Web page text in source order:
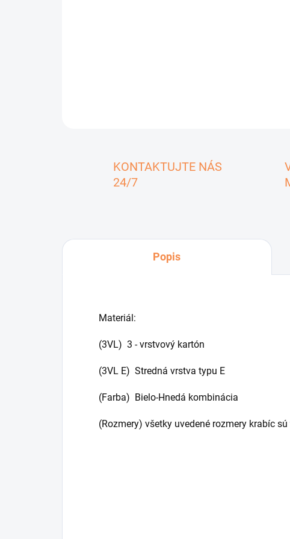
KONTAKTUJTE NÁS
24/7
Popis
Materiál:
(3VL) 3 - vrstvový kartón
(3VL E) Stredná vrstva typu E
(Farba) Bielo-Hnedá kombinácia
(Rozmery) všetky uvedené rozmery krabíc